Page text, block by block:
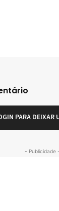
PARA DEIXAR
- Publicidade -